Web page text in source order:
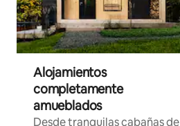
Alojamientos
completamente
amueblados
Desde tranquilas cabañas de